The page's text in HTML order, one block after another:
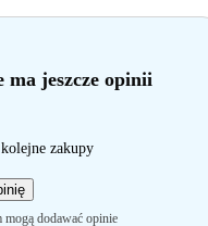
ma jeszcze opinii
zakupy
dodawać opinie